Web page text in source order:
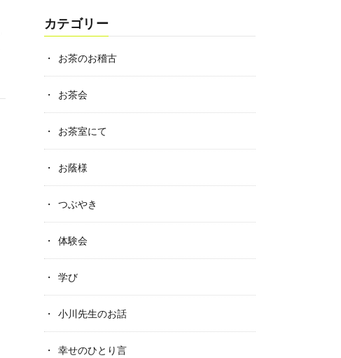
カテゴリー
お茶のお稽古
お茶会
お茶室にて
お蔭様
つぶやき
体験会
学び
小川先生のお話
幸せのひとり言